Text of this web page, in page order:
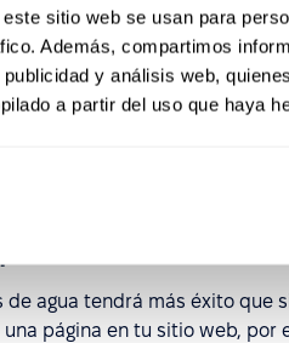
sitio web se usan para
Además, compartimos
y análisis web,
a partir del uso que haya
que cubrir, también es
identificar fácilmente a los
posible y comprender
de la
agua tendrá más éxito que
página en tu sitio web, por